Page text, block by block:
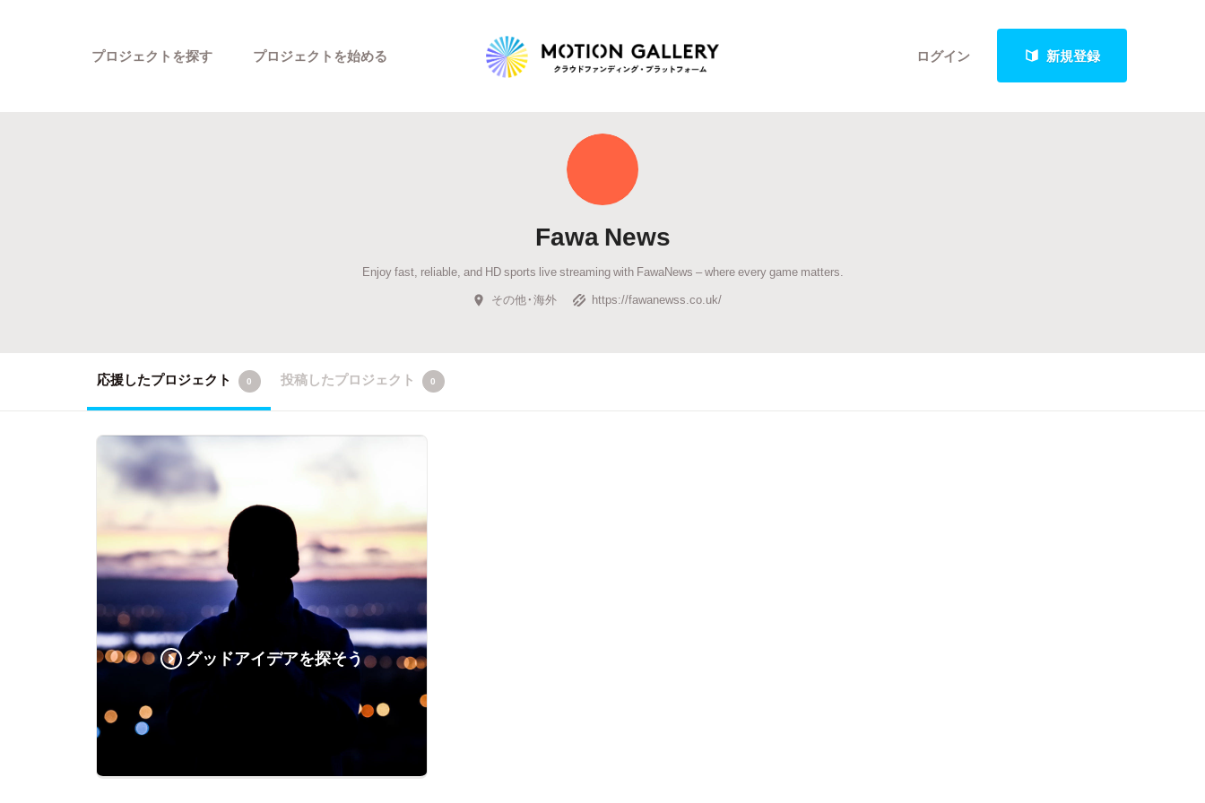
ログイン 新規登録
プロジェクトを探す
Highlight
新着プロジェクト
Feature
カテゴリーから探す タグから探す キュレーターから探す 特集から探す 最新進捗報告から探す
最新達成プロジェクト
プロジェクトを始める
Fawa News
Enjoy fast, reliable, and HD sports live streaming with FawaNews – where every game matters.
その他・海外
https://fawanewss.co.uk/
応援したプロジェクト 0 投稿したプロジェクト 0
グッドアイデアを探そう